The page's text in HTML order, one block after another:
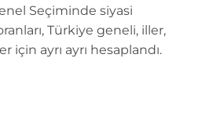
Seçiminde siyasi
Türkiye geneli, iller,
için ayrı ayrı hesaplandı.